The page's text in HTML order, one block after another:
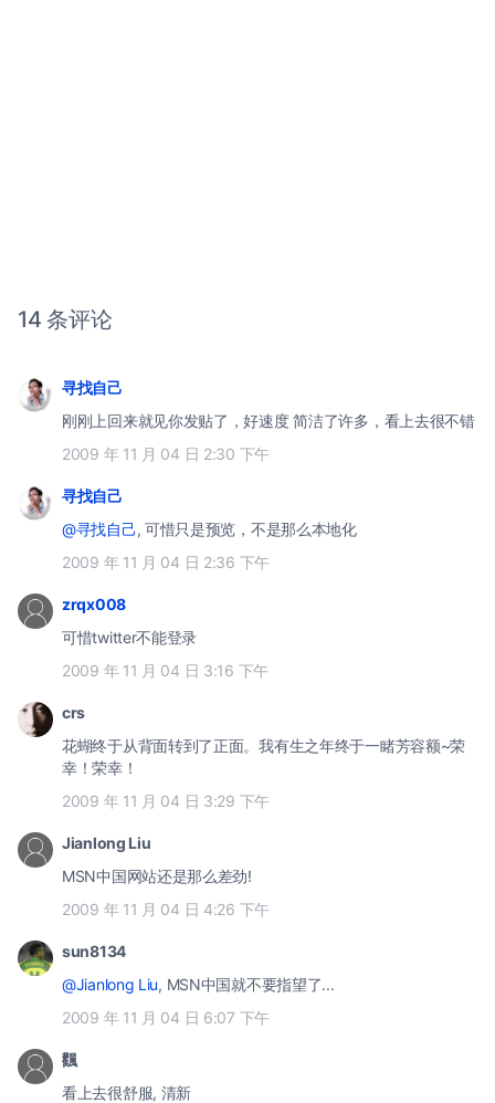
14 条评论
寻找自己
刚刚上回来就见你发贴了，好速度 简洁了许多，看上去很不错
2009 年 11 月 04 日 2:30 下午
寻找自己
@寻找自己, 可惜只是预览，不是那么本地化
2009 年 11 月 04 日 2:36 下午
zrqx008
可惜twitter不能登录
2009 年 11 月 04 日 3:16 下午
crs
花蝴终于从背面转到了正面。我有生之年终于一睹芳容额~荣
幸！荣幸！
2009 年 11 月 04 日 3:29 下午
Jianlong Liu
MSN中国网站还是那么差劲!
2009 年 11 月 04 日 4:26 下午
sun8134
@Jianlong Liu, MSN中国就不要指望了...
2009 年 11 月 04 日 6:07 下午
飌
看上去很舒服, 清新